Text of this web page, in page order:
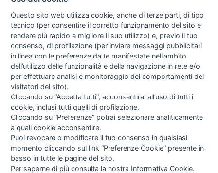
Ai sensi delle Nuove Linee guida del Ministero della Salute del 28/03/2013,
relative alla pubblicità; sanitaria concernente i dispositivi medici, dispositivi
medico-diagnostici in vitro e presidi medico chirurgici, si avvisa l'utente che le
informazioni ivi contenute sono esclusivamente rivolte agli operatori
professionali.
L'uso dei nomi di società, marca , modelli o qualsiasi altra parte di ricambio od
accessorio OEM è soltanto per riferimento alla corrispondente parte . Tutti i
nomi di società, marchi, prodotti cui si fa riferimento in questo sito sono
utilizzati solo a scopo identificativo e sono marchi registrati dei rispettivi
proprietari.
Tutti i prodotti esposti su questo sito ed aventi l materiali ed accessori per
apparecchiature elettromedicali - dispositivi medici nonchè tutti i contenuti del
sito www.nesmed.it ( testi, immagini, foto, disegni, allegati, descrizioni) non
hanno carattere nè natura di pubblicità. Tutti i contenuti devono intendersi e
sono di natura esclusivamente informativa e volti esclusivamente a portare a
conoscenza dei clienti o dei potenziali clienti in fase di pre-acquisto i prodotti
venduti da Nesmed S.r.l. attraverso la rete. Nessun contenuto delle pagine del
sito deve essere inteso come materiale pubblicitario , teso ad influenzare in
qualsivoglia maniera una decisione di acquisto. Quanto sopra a tutela degli
utilizzatori - clienti secondo la vigente normativa in merito. Ogni eventuale
informazione in merito può essere richiesta scrivendo a:
info@nesmed.it
Questo sito web utilizza cookie, anche di terze parti, di tipo
tecnico (per consentire il corretto funzionamento del sito e
rendere più rapido e migliore il suo utilizzo) e, previo il tuo
consenso, di profilazione (per inviare messaggi pubblicitari
in linea con le preferenze da te manifestate nell’ambito
dell’utilizzo delle funzionalità e della navigazione in rete e/o
per effettuare analisi e monitoraggio dei comportamenti dei
visitatori del sito).
Cliccando su “Accetta tutti”, acconsentirai all’uso di tutti i
cookie, inclusi tutti quelli di profilazione.
Cliccando su “Preferenze” potrai selezionare analiticamente
a quali cookie acconsentire.
Puoi revocare o modificare il tuo consenso in qualsiasi
momento cliccando sul link “Preferenze Cookie” presente in
basso in tutte le pagine del sito.
Per saperne di più consulta la nostra Informativa Cookie.